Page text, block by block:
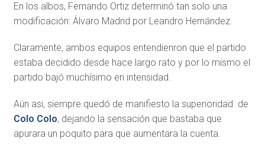
En los albos, Fernando Ortiz determinó tan solo una
modificación: Álvaro Madrid por Leandro Hernández.
Claramente, ambos equipos entendienron que el partido
estaba decidido desde hace largo rato y por lo mismo el
partido bajó muchísimo en intensidad.
Aún asi, siempre quedó de manifiesto la superioridad de
Colo Colo, dejando la sensación que bastaba que
apurara un poquito para que aumentara la cuenta.